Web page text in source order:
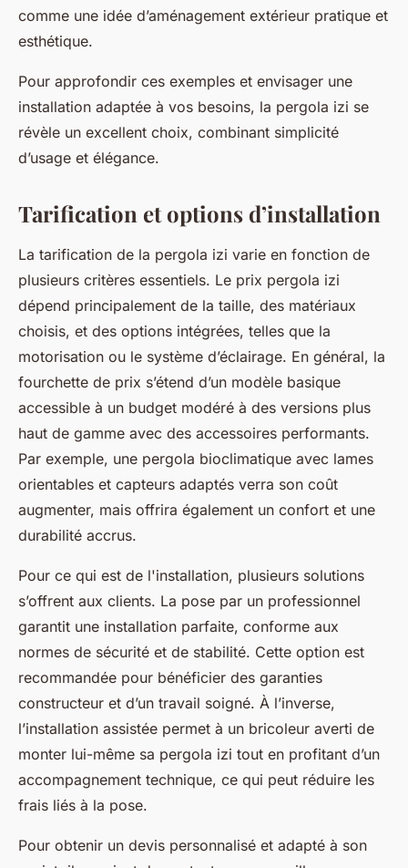
comme une idée d’aménagement extérieur pratique et
esthétique.
Pour approfondir ces exemples et envisager une
installation adaptée à vos besoins, la pergola izi se
révèle un excellent choix, combinant simplicité
d’usage et élégance.
Tarification et options d’installation
La tarification de la pergola izi varie en fonction de
plusieurs critères essentiels. Le prix pergola izi
dépend principalement de la taille, des matériaux
choisis, et des options intégrées, telles que la
motorisation ou le système d’éclairage. En général, la
fourchette de prix s’étend d’un modèle basique
accessible à un budget modéré à des versions plus
haut de gamme avec des accessoires performants.
Par exemple, une pergola bioclimatique avec lames
orientables et capteurs adaptés verra son coût
augmenter, mais offrira également un confort et une
durabilité accrus.
Pour ce qui est de l'installation, plusieurs solutions
s’offrent aux clients. La pose par un professionnel
garantit une installation parfaite, conforme aux
normes de sécurité et de stabilité. Cette option est
recommandée pour bénéficier des garanties
constructeur et d’un travail soigné. À l’inverse,
l’installation assistée permet à un bricoleur averti de
monter lui-même sa pergola izi tout en profitant d’un
accompagnement technique, ce qui peut réduire les
frais liés à la pose.
Pour obtenir un devis personnalisé et adapté à son